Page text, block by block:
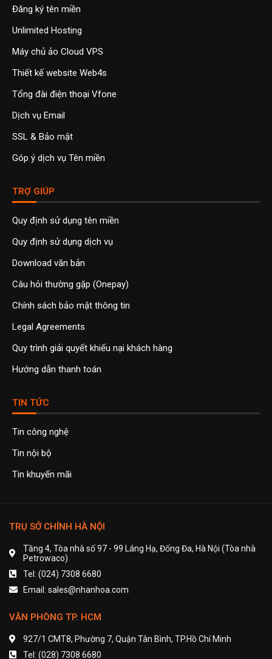
Đăng ký tên miền
Unlimited Hosting
Máy chủ ảo Cloud VPS
Thiết kế website Web4s
Tổng đài điện thoại Vfone
Dịch vụ Email
SSL & Bảo mật
Góp ý dịch vụ Tên miền
TRỢ GIÚP
Quy định sử dụng tên miền
Quy định sử dụng dịch vụ
Download văn bản
Câu hỏi thường gặp (Onepay)
Chính sách bảo mật thông tin
Legal Agreements
Quy trình giải quyết khiếu nại khách hàng
Hướng dẫn thanh toán
TIN TỨC
Tin công nghệ
Tin nội bộ
Tin khuyến mãi
TRỤ SỞ CHÍNH HÀ NỘI
Tầng 4, Tòa nhà số 97 - 99 Láng Hạ, Đống Đa, Hà Nội (Tòa nhà
Petrowaco)
Tel: (024) 7308 6680
Email: sales@nhanhoa.com
VĂN PHÒNG TP. HCM
927/1 CMT8, Phường 7, Quận Tân Bình, TP.Hồ Chí Minh
Tel: (028) 7308 6680